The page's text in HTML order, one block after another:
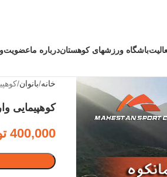
باشگاه ورزشهای کوهستاندرباره ماعضویت
خانه بانوان
کوهپیمایی
400,000